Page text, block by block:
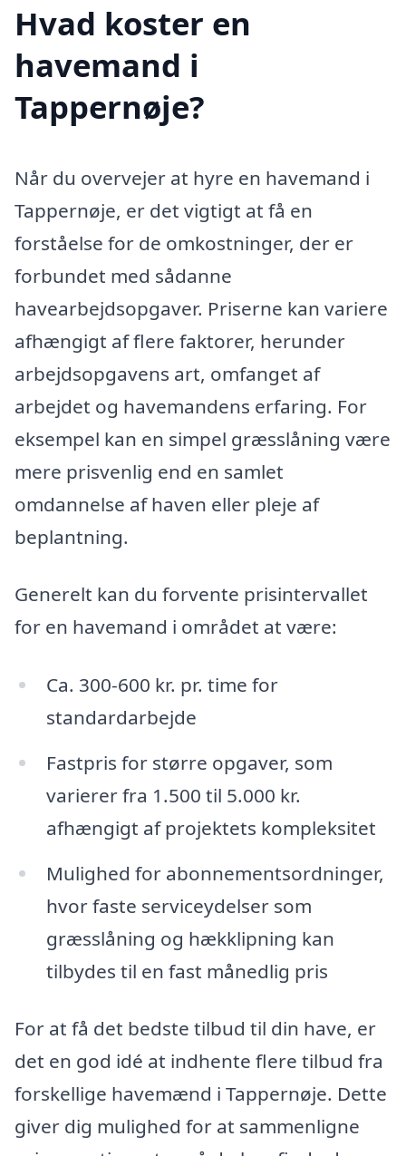
Hvad koster en
havemand i
Tappernøje?
Når du overvejer at hyre en havemand i
Tappernøje, er det vigtigt at få en
forståelse for de omkostninger, der er
forbundet med sådanne
havearbejdsopgaver. Priserne kan variere
afhængigt af flere faktorer, herunder
arbejdsopgavens art, omfanget af
arbejdet og havemandens erfaring. For
eksempel kan en simpel græsslåning være
mere prisvenlig end en samlet
omdannelse af haven eller pleje af
beplantning.
Generelt kan du forvente prisintervallet
for en havemand i området at være:
Ca. 300-600 kr. pr. time for
standardarbejde
Fastpris for større opgaver, som
varierer fra 1.500 til 5.000 kr.
afhængigt af projektets kompleksitet
Mulighed for abonnementsordninger,
hvor faste serviceydelser som
græsslåning og hækklipning kan
tilbydes til en fast månedlig pris
For at få det bedste tilbud til din have, er
det en god idé at indhente flere tilbud fra
forskellige havemænd i Tappernøje. Dette
giver dig mulighed for at sammenligne